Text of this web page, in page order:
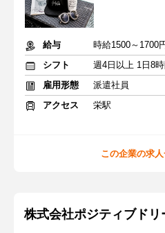
給与
時給1500～1700
シフト
週4日以上 1日8
雇用形態
派遣社員
アクセス
栄駅
この企業の求
株式会社ポジティブド